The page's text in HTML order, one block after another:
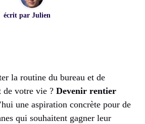
écrit par Julien
la routine du bureau et de
de votre vie ? Devenir rentier
une aspiration concrète pour de
qui souhaitent gagner leur